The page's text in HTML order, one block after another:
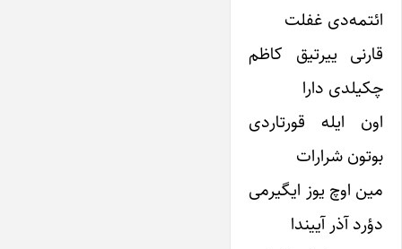
ائتمه‌دی غفلت
قارنی ییرتیق کاظم
چکیلدی دارا
اون ایله قورتاردی
بوتون شرارات
مین اوچ یوز ایگیرمی
دؤرد آذر آییندا